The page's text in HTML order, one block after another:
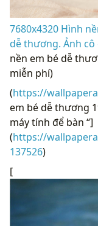
7680x4320 Hình
dễ thương. Ảnh
nền em bé dễ
miễn phí)
(https://
em bé dễ thương
máy tính để bàn “]
(https://
137526)
[